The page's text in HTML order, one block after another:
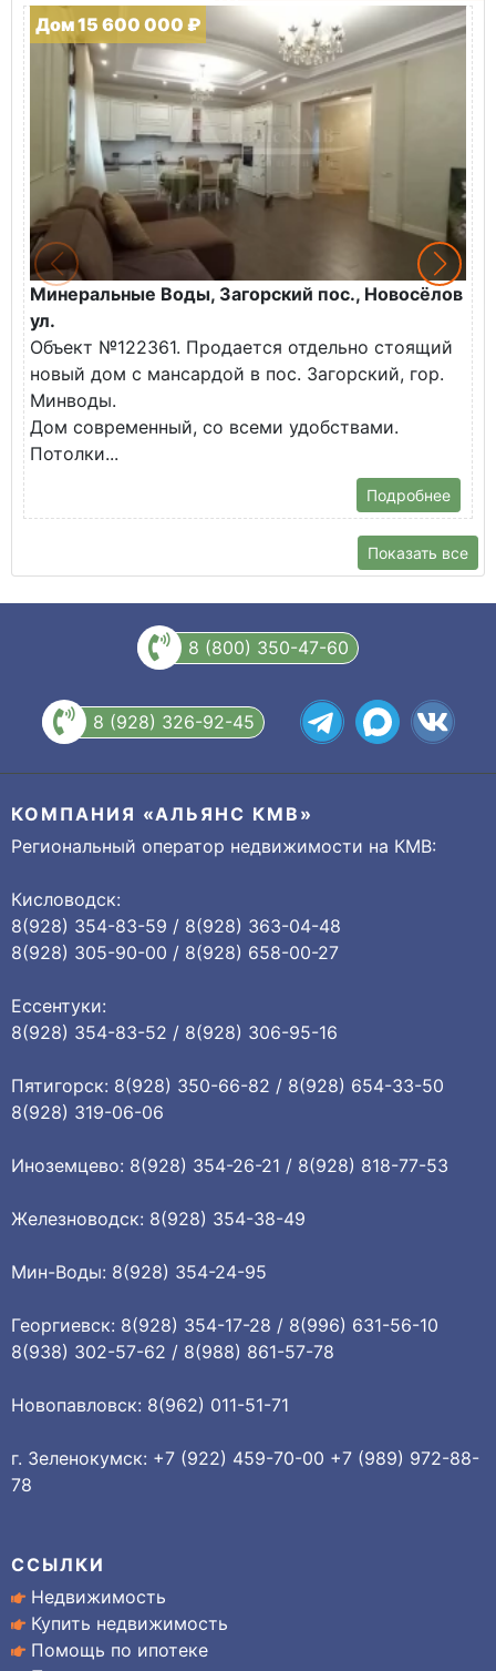
Дом 15 600 000 ₽
Минеральные Воды, Загорский пос., Новосёлов
ул.
Объект №122361. Продается отдельно стоящий
новый дом с мансардой в пос. Загорский, гор.
Минводы.
Дом современный, со всеми удобствами.
Потолки...
Подробнее
Показать все
8 (800) 350-47-60
8 (928) 326-92-45
КОМПАНИЯ «АЛЬЯНС КМВ»
Региональный оператор недвижимости на КМВ:
Кисловодск:
8(928) 354-83-59 / 8(928) 363-04-48
8(928) 305-90-00 / 8(928) 658-00-27
Ессентуки:
8(928) 354-83-52 / 8(928) 306-95-16
Пятигорск: 8(928) 350-66-82 / 8(928) 654-33-50
8(928) 319-06-06
Иноземцево: 8(928) 354-26-21 / 8(928) 818-77-53
Железноводск: 8(928) 354-38-49
Мин-Воды: 8(928) 354-24-95
Георгиевск: 8(928) 354-17-28 / 8(996) 631-56-10
8(938) 302-57-62 / 8(988) 861-57-78
Новопавловск: 8(962) 011-51-71
г. Зеленокумск: +7 (922) 459-70-00 +7 (989) 972-88-
78
ССЫЛКИ
Недвижимость
Купить недвижимость
Помощь по ипотеке